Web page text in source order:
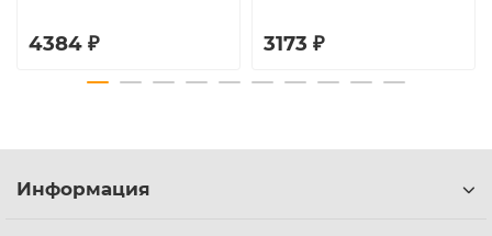
4384 ₽ 3173 ₽
Информация